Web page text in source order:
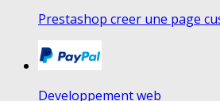
Prestashop creer une page
Developpement web